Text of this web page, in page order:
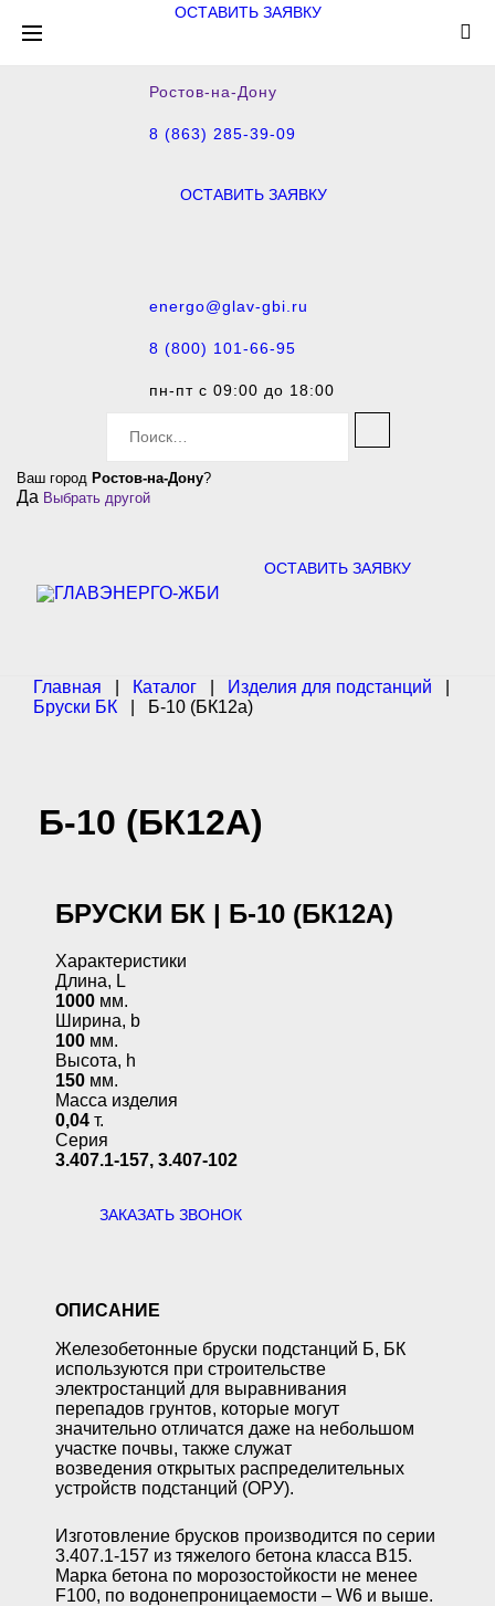
ОСТАВИТЬ ЗАЯВКУ
Ростов-на-Дону
8 (863) 285-39-09
8 (800) 101-66-95
energo@glav-gbi.ru
пн-пт с 09:00 до 18:00
ОСТАВИТЬ ЗАЯВКУ
r
c
:
Ваш город Ростов-на-Дону?
Да Выбрать другой
ОСТАВИТЬ ЗАЯВКУ
Главная Каталог Изделия для подстанций
Бруски БК
Б-10 (БК12а)
Б-10 (БК12А)
БРУСКИ БК | Б-10 (БК12А)
Характеристики
Длина, L
1000 мм.
Ширина, b
100 мм.
Высота, h
150 мм.
Масса изделия
0,04 т.
Серия
3.407.1-157, 3.407-102
ЗАКАЗАТЬ ЗВОНОК
ОПИСАНИЕ
Железобетонные бруски подстанций Б, БК
используются при строительстве
электростанций для выравнивания
перепадов грунтов, которые могут
значительно отличатся даже на небольшом
участке почвы, также служат
возведения открытых распределительных
устройств подстанций (ОРУ).
Изготовление брусков производится по серии
3.407.1-157 из тяжелого бетона класса В15.
Марка бетона по морозостойкости не менее
F100, по водонепроницаемости – W6 и выше.